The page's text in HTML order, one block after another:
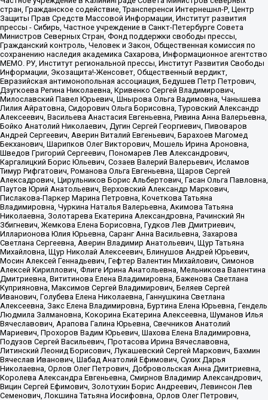
стран, Гражданское содействие, Трансперенси Интернешнл-Р, Центр
Защиты Прав Средств Массовой Информации, Институт развития
прессы - Сибирь, Частное учреждение в Санкт-Петербурге Совета
Министров Северных Стран, Фонд поддержки свободы прессы,
Гражданский контроль, Человек и Закон, Общественная комиссия по
сохранению наследия академика Сахарова, Информационное агентство
МЕМО. РУ, Институт региональной прессы, Институт Развития Свободы
Информации, Экозащита!-Женсовет, Общественный вердикт,
Евразийская антимонопольная ассоциация, Бедушев Петр Петрович,
Дзугкоева Регина Николаевна, Кривенко Сергей Владимирович,
Милославский Павел Юрьевич, Шнырова Ольга Вадимовна, Чанышева
Лилия Айратовна, Сидорович Ольга Борисовна, Туровский Александр
Алексеевич, Васильева Анастасия Евгеньевна, Ривина Анна Валерьевна,
Бойко Анатолий Николаевич, Дугин Сергей Георгиевич, Пивоваров
Андрей Сергеевич, Аверин Виталий Евгеньевич, Барахоев Магомед
Бекханович, Шарипков Олег Викторович, Мошель Ирина Ароновна,
Шведов Григорий Сергеевич, Пономарев Лев Александрович,
Каргалицкий Борис Юльевич, Созаев Валерий Валерьевич, Исламов
Тимур Рифгатович, Романова Ольга Евгеньевна, Щаров Сергей
Алексадрович, Цирульников Борис Альбертович, Гасан Ольга Павловна,
Паутов Юрий Анатольевич, Верховский Александр Маркович,
Пислакова-Паркер Марина Петровна, Кочеткова Татьяна
Владимировна, Чуркина Наталья Валерьевна, Акимова Татьяна
Николаевна, Золотарева Екатерина Александровна, Рачинский Ян
Збигневич, Жемкова Елена Борисовна, Гудков Лев Дмитриевич,
Илларионова Юлия Юрьевна, Саранг Анна Васильевна, Захарова
Светлана Сергеевна, Аверин Владимир Анатольевич, Щур Татьяна
Михайловна, Щур Николай Алексеевич, Блинушов Андрей Юрьевич,
Мосин Алексей Геннадьевич, Гефтер Валентин Михайлович, Симонов
Алексей Кириллович, Флиге Ирина Анатольевна, Мельникова Валентина
Дмитриевна, Вититинова Елена Владимировна, Баженова Светлана
Куприяновна, Максимов Сергей Владимирович, Беляев Сергей
Иванович, Голубева Елена Николаевна, Ганнушкина Светлана
Алексеевна, Закс Елена Владимировна, Буртина Елена Юрьевна, Гендель
Людмила Залмановна, Кокорина Екатерина Алексеевна, Шуманов Илья
Вячеславович, Арапова Галина Юрьевна, Свечников Анатолий
Мариевич, Прохоров Вадим Юрьевич, Шахова Елена Владимировна,
Подузов Сергей Васильевич, Протасова Ирина Вячеславовна,
Литинский Леонид Борисович, Лукашевский Сергей Маркович, Бахмин
Вячеслав Иванович, Шабад Анатолий Ефимович, Сухих Дарья
Николаевна, Орлов Олег Петрович, Добровольская Анна Дмитриевна,
Королева Александра Евгеньевна, Смирнов Владимир Александрович,
Вицин Сергей Ефимович, Золотухин Борис Андреевич, Левинсон Лев
Семенович, Локшина Татьяна Иосифовна, Орлов Олег Петрович,